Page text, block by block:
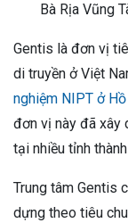
Bà Rịa Vũng
Gentis là đơn vị
di truyền ở Việt
nghiệm NIPT ở
đơn vị này đã xây
tại nhiều tỉnh
Trung tâm Gentis
dựng theo tiêu